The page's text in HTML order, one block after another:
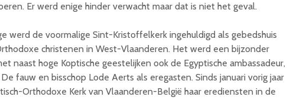
Er werd enige hinder verwacht maar dat is niet het geval.
werd de voormalige Sint-Kristoffelkerk ingehuldigd als gebedshuis
christenen in West-Vlaanderen. Het werd een bijzonder
naast hoge Koptische geestelijken ook de Egyptische ambassadeur,
fauw en bisschop Lode Aerts als eregasten. Sinds januari vorig jaar
Orthodoxe Kerk van Vlaanderen-België haar erediensten in de